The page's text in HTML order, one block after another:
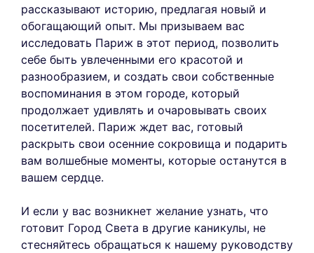
рассказывают историю, предлагая новый и
обогащающий опыт. Мы призываем вас
исследовать Париж в этот период, позволить
себе быть увлеченными его красотой и
разнообразием, и создать свои собственные
воспоминания в этом городе, который
продолжает удивлять и очаровывать своих
посетителей. Париж ждет вас, готовый
раскрыть свои осенние сокровища и подарить
вам волшебные моменты, которые останутся в
вашем сердце.
И если у вас возникнет желание узнать, что
готовит Город Света в другие каникулы, не
стесняйтесь обращаться к нашему руководству